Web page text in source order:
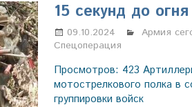
15 секунд до огня
09.10.2024 Марина
Армия
Спецоперация
Просмотров: 423
мотострелкового полка в
группировки войск